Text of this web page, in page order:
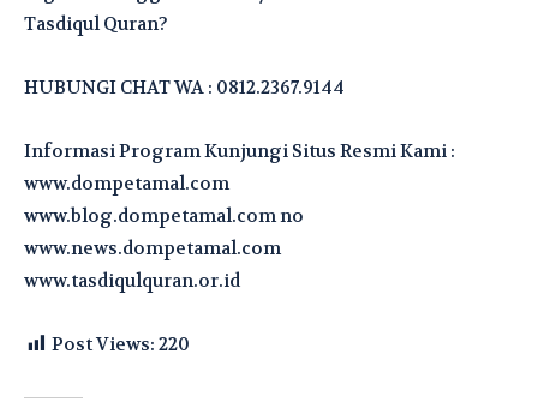
Tasdiqul Quran?
HUBUNGI CHAT WA : 0812.2367.9144
Informasi Program Kunjungi Situs Resmi Kami :
www.dompetamal.com
www.blog.dompetamal.com no
www.news.dompetamal.com
www.tasdiqulquran.or.id
Post Views: 220